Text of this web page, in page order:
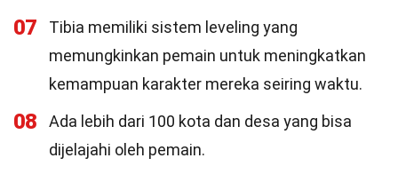
07
Tibia memiliki sistem leveling yang
memungkinkan pemain untuk meningkatkan
kemampuan karakter mereka seiring waktu.
08
Ada lebih dari 100 kota dan desa yang bisa
dijelajahi oleh pemain.